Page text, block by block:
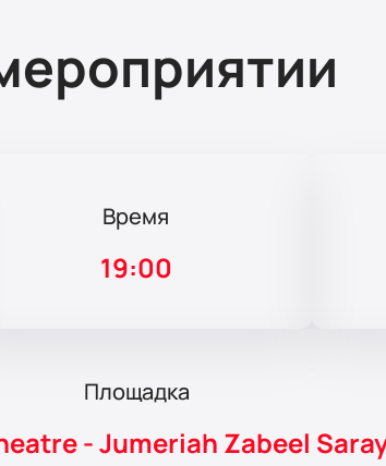
Время
19:00
Площадка
- Jumeriah Zabeel